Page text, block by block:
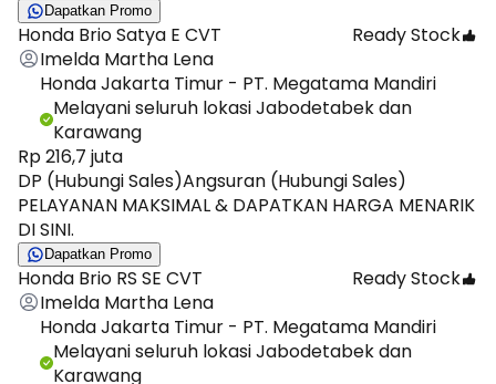
Dapatkan Promo
Honda Brio Satya E CVT
Ready Stock
Imelda Martha Lena
Honda Jakarta Timur - PT. Megatama Mandiri
Melayani seluruh lokasi Jabodetabek dan
Karawang
Rp 216,7 juta
DP (Hubungi Sales)Angsuran (Hubungi Sales)
PELAYANAN MAKSIMAL & DAPATKAN HARGA MENARIK
DI SINI.
Dapatkan Promo
Honda Brio RS SE CVT
Ready Stock
Imelda Martha Lena
Honda Jakarta Timur - PT. Megatama Mandiri
Melayani seluruh lokasi Jabodetabek dan
Karawang